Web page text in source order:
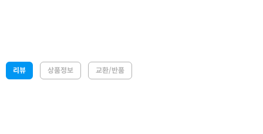
리뷰 상품정보 교환/반품